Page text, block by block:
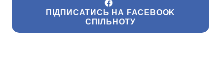
ПІДПИСАТИСЬ НА FACEBOOK
СПІЛЬНОТУ